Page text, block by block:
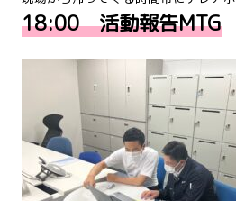
18:00 活動報告MTG